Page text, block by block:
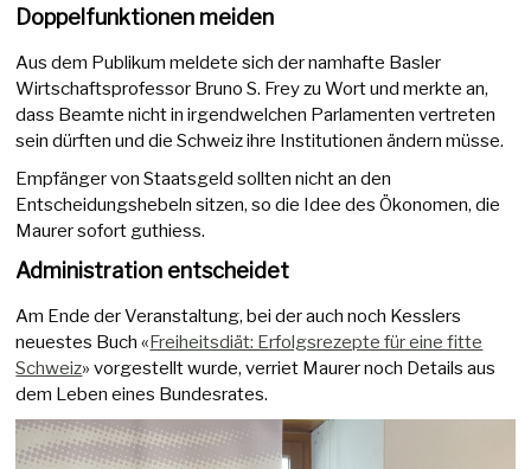
Doppelfunktionen meiden
Aus dem Publikum meldete sich der namhafte Basler
Wirtschaftsprofessor Bruno S. Frey zu Wort und merkte an,
dass Beamte nicht in irgendwelchen Parlamenten vertreten
sein dürften und die Schweiz ihre Institutionen ändern müsse.
Empfänger von Staatsgeld sollten nicht an den
Entscheidungshebeln sitzen, so die Idee des Ökonomen, die
Maurer sofort guthiess.
Administration entscheidet
Am Ende der Veranstaltung, bei der auch noch Kesslers
neuestes Buch «Freiheitsdiät: Erfolgsrezepte für eine fitte
Schweiz» vorgestellt wurde, verriet Maurer noch Details aus
dem Leben eines Bundesrates.